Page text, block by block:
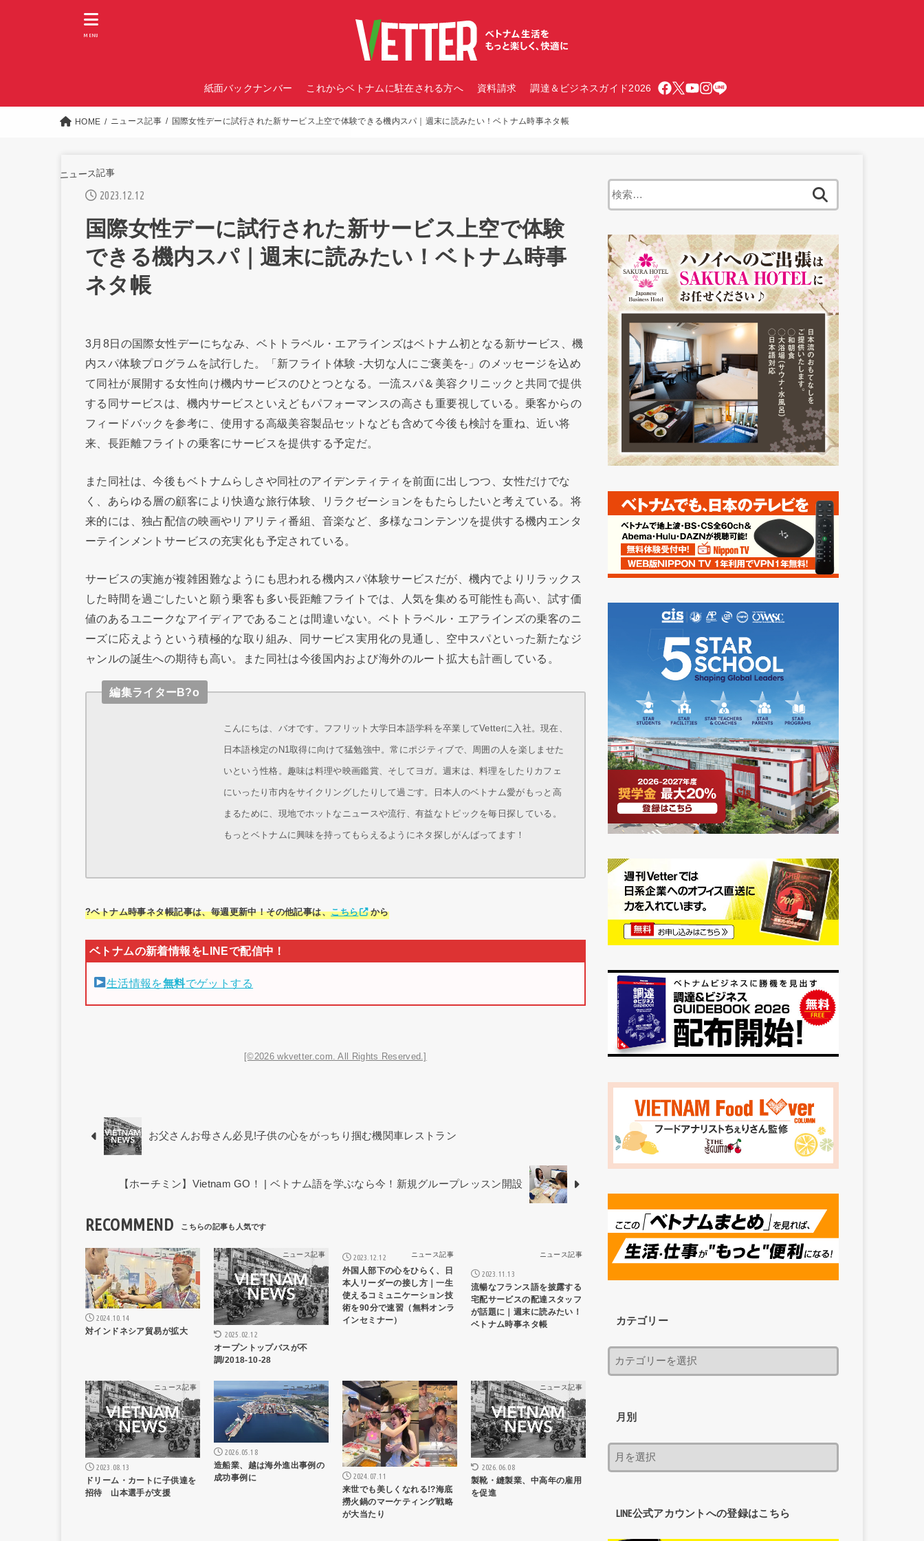
紙面バックナンバー これからベトナムに駐在される方へ 資料請求 調達＆ビジネスガイド2026
MENU
HOME ニュース記事 国際女性デーに試行された新サービス上空で体験できる機内スパ｜週末に読みたい！ベトナム時事ネタ帳
ニュース記事
2023.12.12
国際女性デーに試行された新サービス上空で体験
できる機内スパ｜週末に読みたい！ベトナム時事
ネタ帳
3月8日の国際女性デーにちなみ、ベトトラベル・エアラインズはベトナム初となる新サービス、機
内スパ体験プログラムを試行した。「新フライト体験 -大切な人にご褒美を-」のメッセージを込め
て同社が展開する女性向け機内サービスのひとつとなる。一流スパ＆美容クリニックと共同で提供
する同サービスは、機内サービスといえどもパフォーマンスの高さも重要視している。乗客からの
フィードバックを参考に、使用する高級美容製品セットなども含めて今後も検討を重ね、近い将
来、長距離フライトの乗客にサービスを提供する予定だ。
また同社は、今後もベトナムらしさや同社のアイデンティティを前面に出しつつ、女性だけでな
く、あらゆる層の顧客により快適な旅行体験、リラクゼーションをもたらしたいと考えている。将
来的には、独占配信の映画やリアリティ番組、音楽など、多様なコンテンツを提供する機内エンタ
ーテインメントサービスの充実化も予定されている。
サービスの実施が複雑困難なようにも思われる機内スパ体験サービスだが、機内でよりリラックス
した時間を過ごしたいと願う乗客も多い長距離フライトでは、人気を集める可能性も高い、試す価
値のあるユニークなアイディアであることは間違いない。ベトトラベル・エアラインズの乗客のニ
ーズに応えようという積極的な取り組み、同サービス実用化の見通し、空中スパといった新たなジ
ャンルの誕生への期待も高い。また同社は今後国内および海外のルート拡大も計画している。
編集ライターB?o
こんにちは、バオです。フフリット大学日本語学科を卒業してVetterに入社。現在、
日本語検定のN1取得に向けて猛勉強中。常にポジティブで、周囲の人を楽しませた
いという性格。趣味は料理や映画鑑賞、そしてヨガ。週末は、料理をしたりカフェ
にいったり市内をサイクリングしたりして過ごす。日本人のベトナム愛がもっと高
まるために、現地でホットなニュースや流行、有益なトピックを毎日探している。
もっとベトナムに興味を持ってもらえるようにネタ探しがんばってます！
?ベトナム時事ネタ帳記事は、毎週更新中！その他記事は、こちら から
生活情報を無料でゲットする
[©2026 wkvetter.com. All Rights Reserved.]
お父さんお母さん必見!子供の心をがっちり掴む機関車レストラン
【ホーチミン】Vietnam GO！ | ベトナム語を学ぶなら今！新規グループレッスン開設
RECOMMEND
ニュース記事
2024.10.14
対インドネシア貿易が拡大
ニュース記事
2025.02.12
オープントップバスが不
調/2018-10-28
ニュース記事
2023.12.12
外国人部下の心をひらく、日
本人リーダーの接し方｜一生
使えるコミュニケーション技
術を90分で速習（無料オンラ
インセミナー）
ニュース記事
2023.11.13
流暢なフランス語を披露する
宅配サービスの配達スタッフ
が話題に｜週末に読みたい！
ベトナム時事ネタ帳
ニュース記事
2023.08.13
ドリーム・カートに子供達を
招待 山本選手が支援
ニュース記事
2026.05.18
造船業、越は海外進出事例の
成功事例に
ニュース記事
2024.07.11
来世でも美しくなれる!?海底
撈火鍋のマーケティング戦略
が大当たり
ニュース記事
2026.06.08
製靴・縫製業、中高年の雇用
を促進
カテゴリー
月別
LINE公式アカウントへの登録はこちら